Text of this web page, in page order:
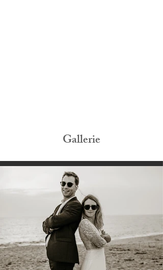
Gallerie